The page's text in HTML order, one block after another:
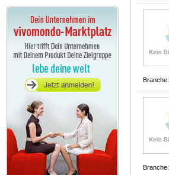
Branche:
Branche: